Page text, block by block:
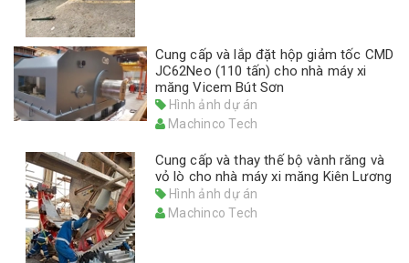
Cung cấp và lắp đặt hộp giảm tốc CMD
JC62Neo (110 tấn) cho nhà máy xi
măng Vicem Bút Sơn
Hình ảnh dự án
Machinco Tech
Cung cấp và thay thế bộ vành răng và
vỏ lò cho nhà máy xi măng Kiên Lương
Hình ảnh dự án
Machinco Tech